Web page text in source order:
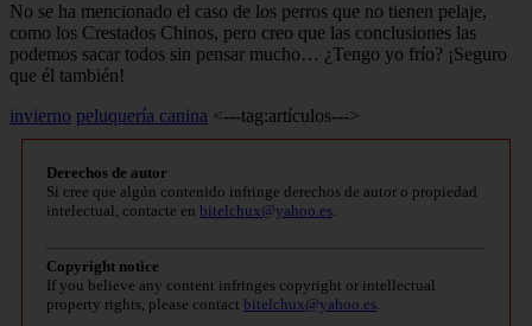
No se ha mencionado el caso de los pe­rros que no tienen pelaje,
como los Cresta­dos Chinos, pero creo que las conclusiones las
podemos sacar todos sin pensar mucho… ¿Tengo yo frío? ¡Seguro
que él también!
invierno peluquería canina <---tag:artículos--->
Derechos de autor
Si cree que algún contenido infringe derechos de autor o propiedad
intelectual, contacte en bitelchux@yahoo.es.
Copyright notice
If you believe any content infringes copyright or intellectual
property rights, please contact bitelchux@yahoo.es.